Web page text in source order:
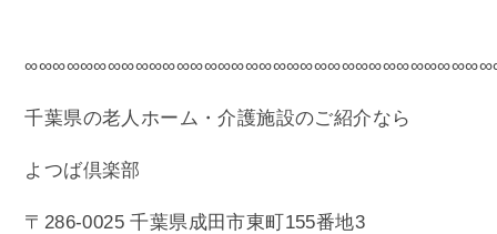
千葉県の老人ホーム・介護施設のご紹介なら
よつば倶楽部
〒286-0025 千葉県成田市東町155番地3